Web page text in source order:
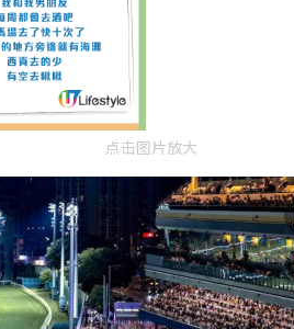
点击图片放大